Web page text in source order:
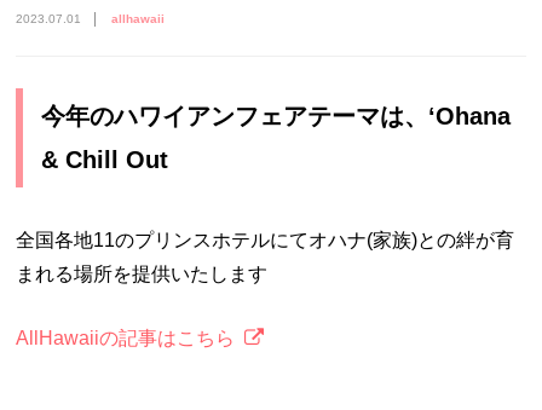
2023.07.01 allhawaii
今年のハワイアンフェアテーマは、‘Ohana
& Chill Out
全国各地11のプリンスホテルにてオハナ(家族)との絆が育
まれる場所を提供いたします
AllHawaiiの記事はこちら